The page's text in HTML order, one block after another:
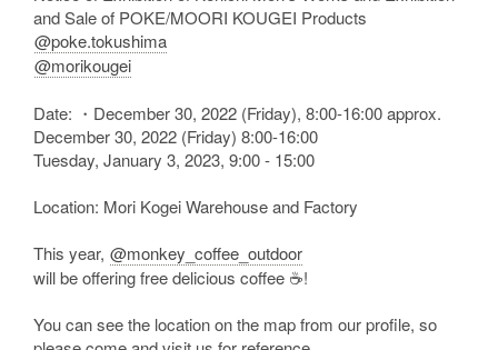
and Sale of POKE/MOORI KOUGEI Products
@poke.tokushima
@morikougei
Date: ・December 30, 2022 (Friday), 8:00-16:00 approx.
December 30, 2022 (Friday) 8:00-16:00
Tuesday, January 3, 2023, 9:00 - 15:00
Location: Mori Kogei Warehouse and Factory
This year, @monkey_coffee_outdoor
will be offering free delicious coffee ☕️!
You can see the location on the map from our profile, so